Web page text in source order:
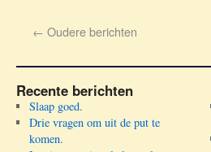
← Oudere berichten
Recente berichten
Slaap goed.
Drie vragen om uit de put te
komen.